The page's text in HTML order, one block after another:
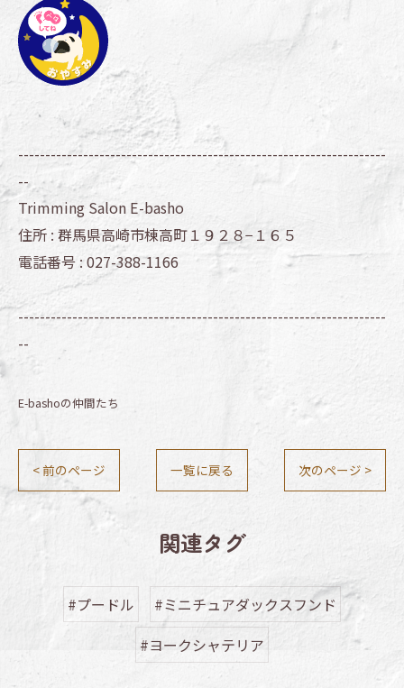
--------------------------------------------------------------------
--
Trimming Salon E-basho
住所 : 群馬県高崎市棟高町１９２８−１６５
電話番号 :027-388-1166
--------------------------------------------------------------------
--
E-bashoの仲間たち
< 前のページ 一覧に戻る 次のページ >
関連タグ
#プードル
#ミニチュアダックスフンド
#ヨークシャテリア